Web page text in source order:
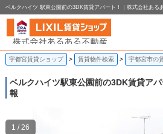
ベルクハイツ 駅東公園前の3DK賃貸アパート！｜株式会社ある
宇都宮賃貸ショップ 賃貸物件検索 宇都宮市の
ベルクハイツ駅東公園前の3DK賃貸ア
報
1 / 26